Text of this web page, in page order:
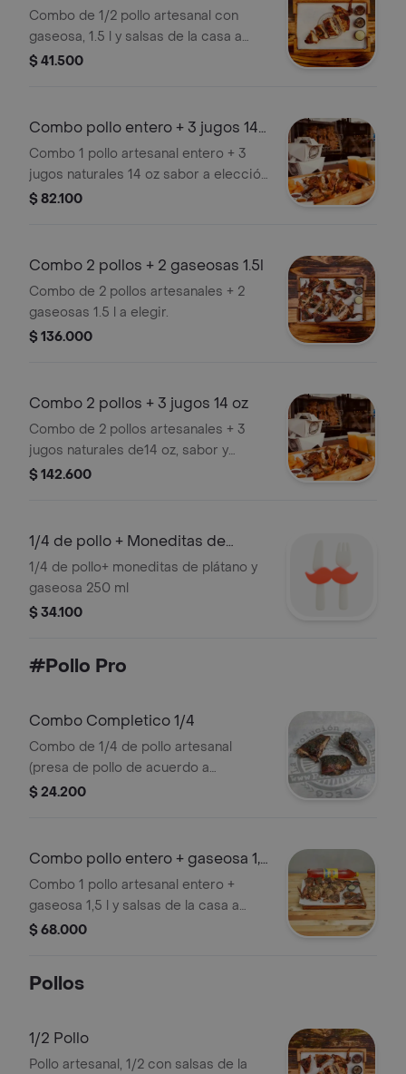
Combo de 1/2 pollo artesanal con
gaseosa, 1.5 l y salsas de la casa a
elegir.
$ 41.500
Combo pollo entero + 3 jugos 14
oz
Combo 1 pollo artesanal entero + 3
jugos naturales 14 oz sabor a elección
+ salsas de la casa a tu gusto.
$ 82.100
Combo 2 pollos + 2 gaseosas 1.5l
Combo de 2 pollos artesanales + 2
gaseosas 1.5 l a elegir.
$ 136.000
Combo 2 pollos + 3 jugos 14 oz
Combo de 2 pollos artesanales + 3
jugos naturales de14 oz, sabor y
salsas de la casa a elegir.
$ 142.600
1/4 de pollo + Moneditas de
plátano y Gaseosa 250 ml
1/4 de pollo+ moneditas de plátano y
gaseosa 250 ml
$ 34.100
#Pollo Pro
Combo Completico 1/4
Combo de 1/4 de pollo artesanal
(presa de pollo de acuerdo a
disponibilidad en tienda) + Bebida y
$ 24.200
Combo pollo entero + gaseosa 1,
5l
Combo 1 pollo artesanal entero +
gaseosa 1,5 l y salsas de la casa a
elegir.
$ 68.000
Pollos
1/2 Pollo
Pollo artesanal, 1/2 con salsas de la